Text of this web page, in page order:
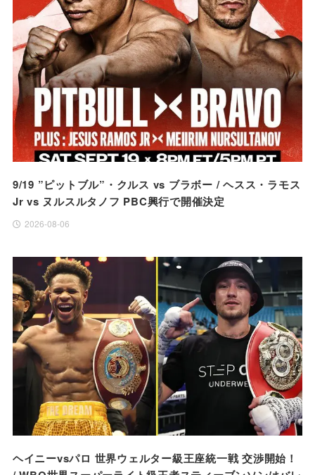
9/19 ”ピットブル”・クルス vs ブラボー / ヘスス・ラモス
Jr vs ヌルスルタノフ PBC興行で開催決定
2026-08-06
ヘイニーvsパロ 世界ウェルター級王座統一戦 交渉開始！